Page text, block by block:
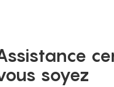
soyez